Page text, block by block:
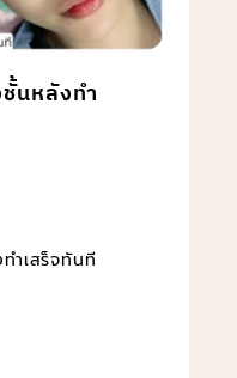
นหลังทำ
ำเสร็จทันที